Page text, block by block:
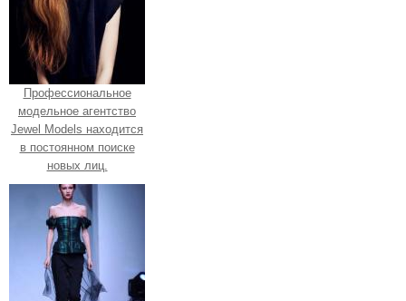
Профессиональное
модельное агентство
Jewel Models находится
в постоянном поиске
новых лиц.